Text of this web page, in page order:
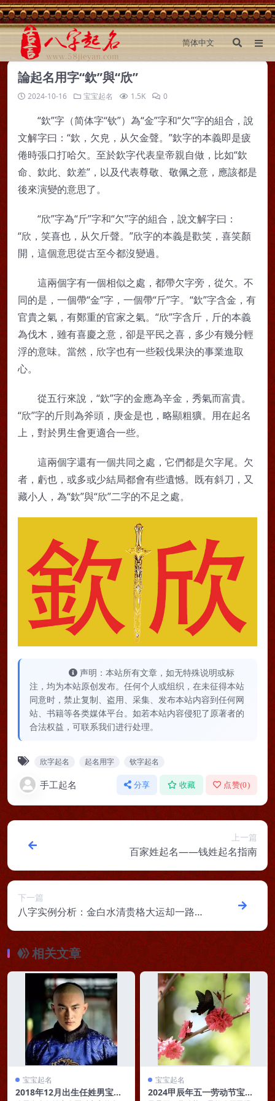
論起名用字“欽”與“欣”
2024-10-16 宝宝起名 1.5K 0
“欽”字（简体字“钦”）為“金”字和“欠”字的組合，說
文解字曰：“欽，欠皃，从欠金聲。”欽字的本義即是疲
倦時張口打哈欠。至於欽字代表皇帝親自做，比如“欽
命、欽此、欽差”，以及代表尊敬、敬佩之意，應該都是
後來演變的意思了。
“欣”字為“斤”字和“欠”字的組合，說文解字曰：
“欣，笑喜也，从欠斤聲。”欣字的本義是歡笑，喜笑顏
開，這個意思從古至今都沒變過。
這兩個字有一個相似之處，都帶欠字旁，從欠。不
同的是，一個帶“金”字，一個帶“斤”字。“欽”字含金，有
官貴之氣，有鄭重的官家之氣。“欣”字含斤，斤的本義
為伐木，雖有喜慶之意，卻是平民之喜，多少有幾分輕
浮的意味。當然，欣字也有一些殺伐果決的事業進取
心。
從五行來說，“欽”字的金應為辛金，秀氣而富貴。
“欣”字的斤則為斧頭，庚金是也，略顯粗獷。用在起名
上，對於男生會更適合一些。
這兩個字還有一個共同之處，它們都是欠字尾。欠
者，虧也，或多或少結局都會有些遺憾。既有斜刀，又
藏小人，為“欽”與“欣”二字的不足之處。
声明：本站所有文章，如无特殊说明或标
注，均为本站原创发布。任何个人或组织，在未征得本站
同意时，禁止复制、盗用、采集、发布本站内容到任何网
站、书籍等各类媒体平台。如若本站内容侵犯了原著者的
合法权益，可联系我们进行处理。
欣字起名 起名用字 钦字起名
手工起名 分享 收藏 点赞(0)
上一篇
百家姓起名——钱姓起名指南
下一篇
八字实例分析：金白水清贵格大运却一路破
相关文章
宝宝起名
2018年12月出生任姓男宝宝
宝宝起名
2024甲辰年五一劳动节宝宝